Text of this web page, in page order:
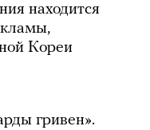
находится
Кореи
гривен».